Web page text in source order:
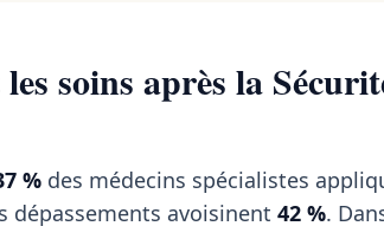
soins après la
% des médecins spécialistes
dépassements avoisinent 42 %.